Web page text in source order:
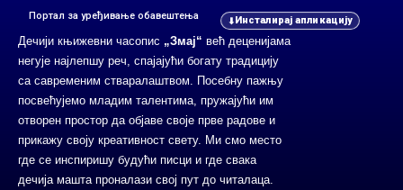
Портал за уређивање обавештења Инсталирај апликацију
Дечији књижевни часопис „Змај“ већ деценијама
негује најлепшу реч, спајајући богату традицију
са савременим стваралаштвом. Посебну пажњу
посвећујемо младим талентима, пружајући им
отворен простор да објаве своје прве радове и
прикажу своју креативност свету. Ми смо место
где се инспиришу будући писци и где свака
дечија машта проналази свој пут до читалаца.